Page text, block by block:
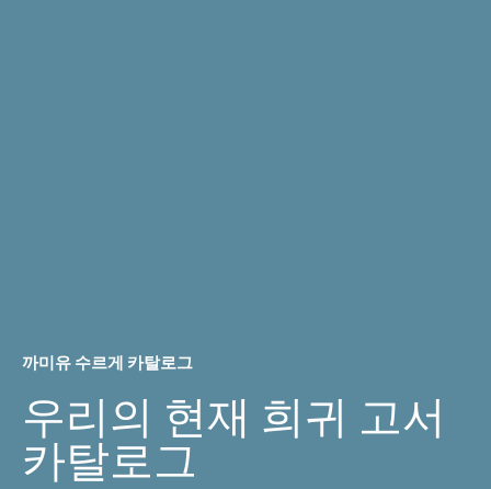
까미유 수르게 카탈로그
우리의 현재 희귀 고서
카탈로그